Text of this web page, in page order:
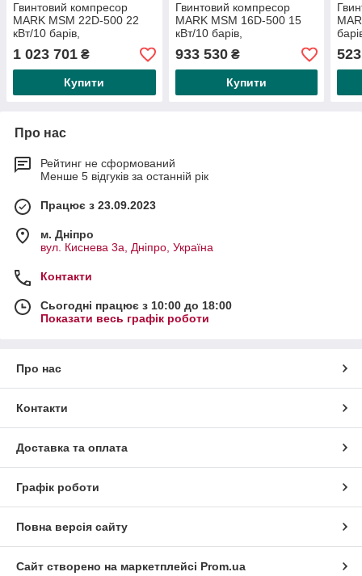
Гвинтовий компресор
MARK MSM 22D-500 22
кВт/10 барів,
рефрижераторний
осушувач, 500 л AD2000
УВАГА: *
1 023 701 ₴
Купити
Гвинтовий компресор
MARK MSM 16D-500 15
кВт/10 барів,
рефрижераторний
осушувач, 500 л AD2000
УВАГА: *
933 530₴
Купити
Про нас
Рейтинг не сформований
Менше 5 відгуків за останній рік
Працює з 23.09.2023
м. Дніпро
вул. Киснева 3а, Дніпро, Україна
Контакти
Сьогодні працює з 10:00 до 18:00
Показати весь графік роботи
Про нас
Контакти
Доставка та оплата
Графік роботи
Повна версія сайту
Сайт створено на маркетплейсі Prom.ua